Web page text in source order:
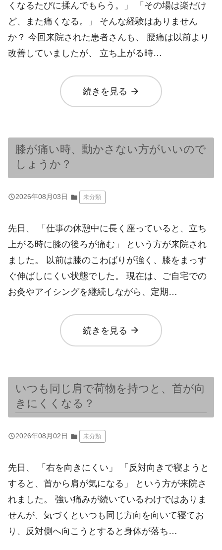
くなるたびに揉んでもらう。」 「その場は楽だけ
ど、また痛くなる。」 そんな経験はありません
か？ 今回来院された患者さんも、 腰痛は以前より
改善していましたが、 立ち上がる時…
続きを見る arrow_forward
膝が痛い時、動かさない方がいいので
しょうか？
query_builder2026年08月03日 folder 未分類
先日、 「仕事の休憩中に長く座っていると、立ち
上がる時に膝の後ろが痛む」 という方が来院され
ました。 以前は膝のこわばりが強く、膝をまっす
ぐ伸ばしにくい状態でした。 現在は、ご自宅での
お灸やアイシングを継続しながら、定期…
続きを見る arrow_forward
いつも同じ肩で荷物を持つと、首が向
きにくくなる？
query_builder2026年08月02日 folder 未分類
先日、 「右を向きにくい」 「反対向きで寝ようと
すると、首から肩が気になる」 という方が来院さ
れました。 強い痛みが続いているわけではありま
せんが、気づくといつも同じ方向を向いて寝てお
り、反対側へ向こうとすると身体が落ち…